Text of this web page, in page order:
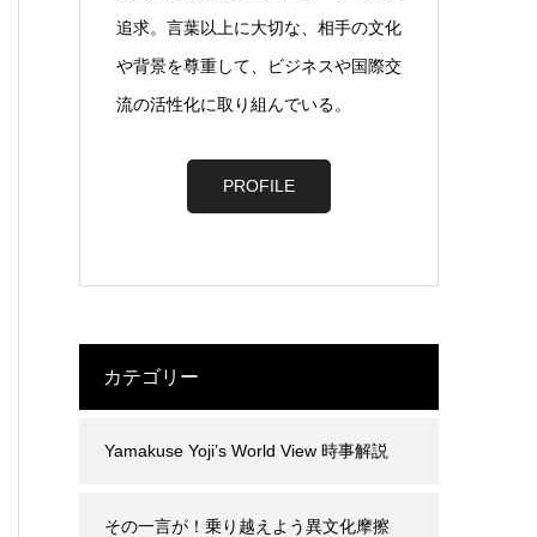
追求。言葉以上に大切な、相手の文化
や背景を尊重して、ビジネスや国際交
流の活性化に取り組んでいる。
PROFILE
カテゴリー
Yamakuse Yoji’s World View 時事解説
その一言が！乗り越えよう異文化摩擦